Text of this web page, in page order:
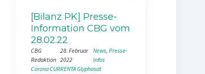
[Bilanz PK] Presse-
Information CBG vom
28.02.22
CBG
Redaktion
28. Februar
2022
News, Presse-
Infos
CoronaCURRENTAGlyphosat